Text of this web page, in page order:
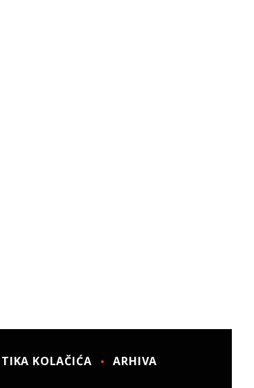
KOLAČIĆA ARHIVA